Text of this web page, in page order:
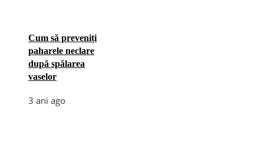
Cum să preveniți
paharele neclare
după spălarea
vaselor
3 ani ago